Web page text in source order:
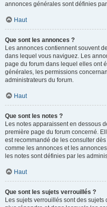
annonces générales sont définies
Haut
Que sont les annonces ?
Les annonces contiennent souvent
dans lequel vous naviguez. Les
page du forum dans lequel elles ont
générales, les permissions
administrateurs du forum.
Haut
Que sont les notes ?
Les notes apparaissent en dessous
première page du forum concerné.
est recommandé de les consulter
comme les annonces et les
les notes sont définies par les
Haut
Que sont les sujets verrouillés ?
Les sujets verrouillés sont des